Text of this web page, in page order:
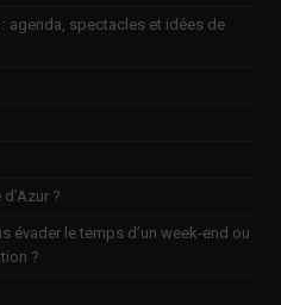
agenda, spectacles et idées de
?
évader le temps d’un week-end ou
?